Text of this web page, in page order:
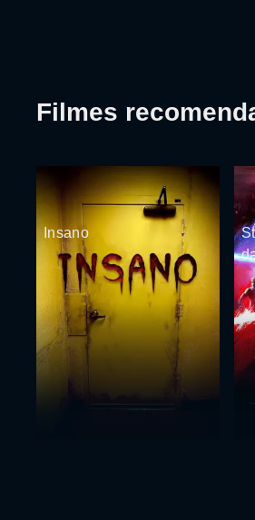
Filmes
Insano